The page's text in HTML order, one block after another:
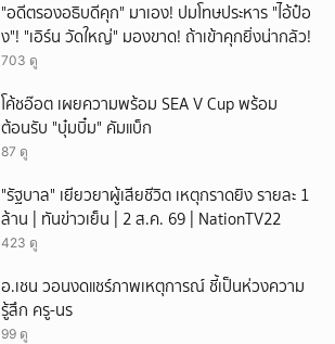
"อดีตรองอธิบดีคุก" มาเอง! ปมโทษประหาร "ไอ้ป๋อ
ง"! "เอิร์น วัดใหญ่" มองขาด! ถ้าเข้าคุกยิ่งน่ากลัว!
703 ดู
โค้ชอ๊อต เผยความพร้อม SEA V Cup พร้อม
ต้อนรับ "บุ๋มบิ๋ม" คัมแบ็ก
87 ดู
"รัฐบาล" เยียวยาผู้เสียชีวิต เหตุกราดยิง รายละ 1
ล้าน | ทันข่าวเย็น | 2 ส.ค. 69 | NationTV22
423 ดู
อ.เชน วอนงดแชร์ภาพเหตุการณ์ ชี้เป็นห่วงความ
รู้สึก ครู-นร
99 ดู